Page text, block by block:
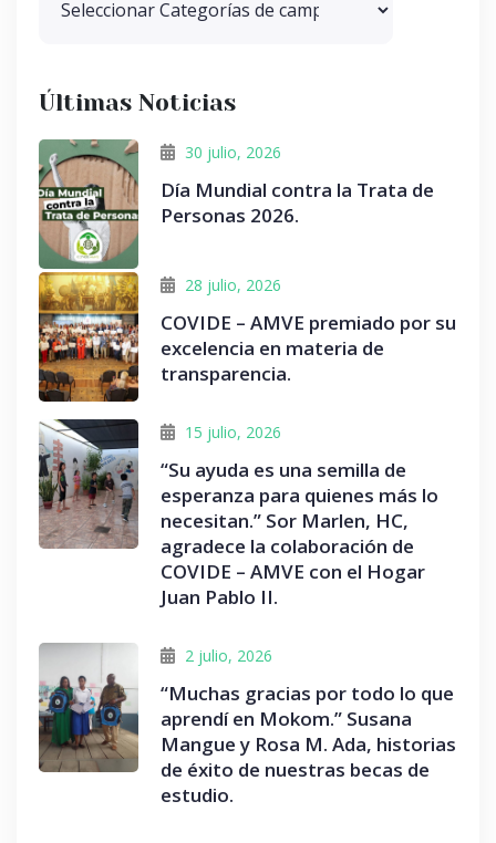
Últimas Noticias
30 julio, 2026
Día Mundial contra la Trata de
Personas 2026.
28 julio, 2026
COVIDE – AMVE premiado por su
excelencia en materia de
transparencia.
15 julio, 2026
“Su ayuda es una semilla de
esperanza para quienes más lo
necesitan.” Sor Marlen, HC,
agradece la colaboración de
COVIDE – AMVE con el Hogar
Juan Pablo II.
2 julio, 2026
“Muchas gracias por todo lo que
aprendí en Mokom.” Susana
Mangue y Rosa M. Ada, historias
de éxito de nuestras becas de
estudio.